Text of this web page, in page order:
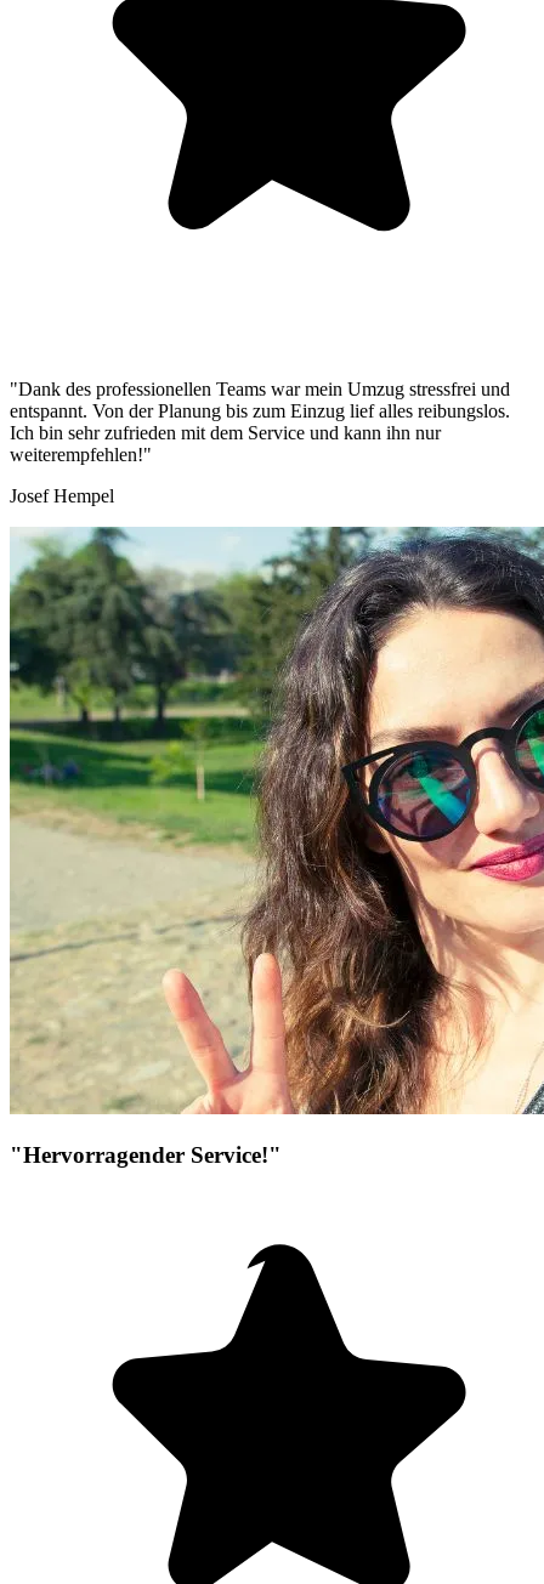
"Dank des professionellen Teams war mein Umzug stressfrei und
entspannt. Von der Planung bis zum Einzug lief alles reibungslos.
Ich bin sehr zufrieden mit dem Service und kann ihn nur
weiterempfehlen!"
Josef Hempel
"Hervorragender Service!"